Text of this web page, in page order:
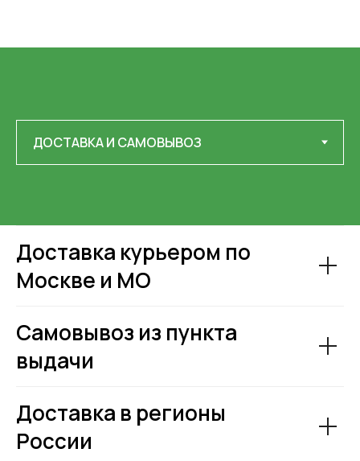
Доставка курьером по
Москве и МО
Самовывоз из пункта
выдачи
Доставка в регионы
России